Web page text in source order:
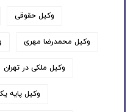
وکیل حقوقی
وکیل محمدرضا مهری
وکیل ملکی در تهران
وکیل پایه